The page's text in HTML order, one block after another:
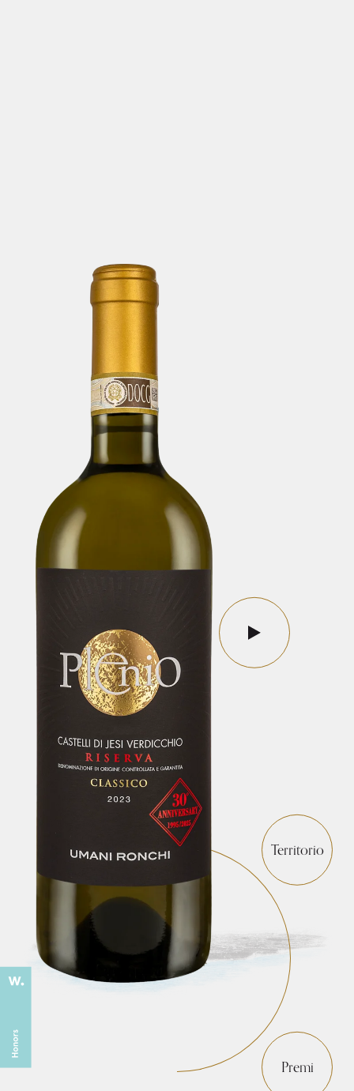
Territorio
Premi